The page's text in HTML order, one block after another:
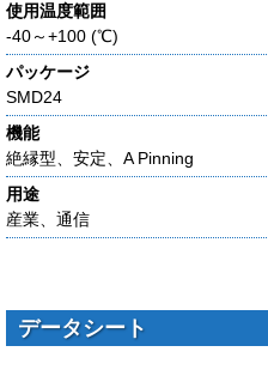
使用温度範囲
-40～+100 (℃)
パッケージ
SMD24
機能
絶縁型、安定、A Pinning
用途
産業、通信
データシート